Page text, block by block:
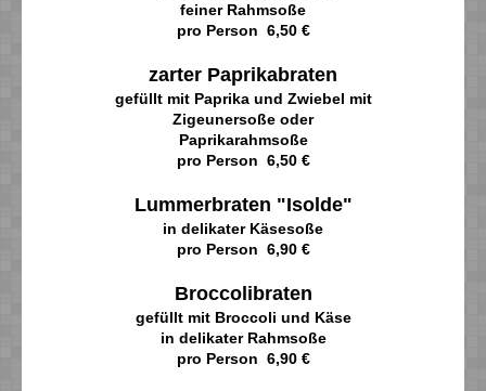
feiner Rahmsoße
pro Person 6,50 €
zarter Paprikabraten
gefüllt mit Paprika und Zwiebel mit
Zigeunersoße oder
Paprikarahmsoße
pro Person 6,50 €
Lummerbraten "Isolde"
in delikater Käsesoße
pro Person 6,90 €
Broccolibraten
gefüllt mit Broccoli und Käse
in delikater Rahmsoße
pro Person 6,90 €